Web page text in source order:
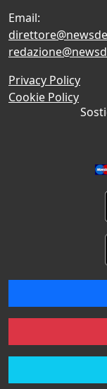
Email:
Privacy Policy
Cookie Policy